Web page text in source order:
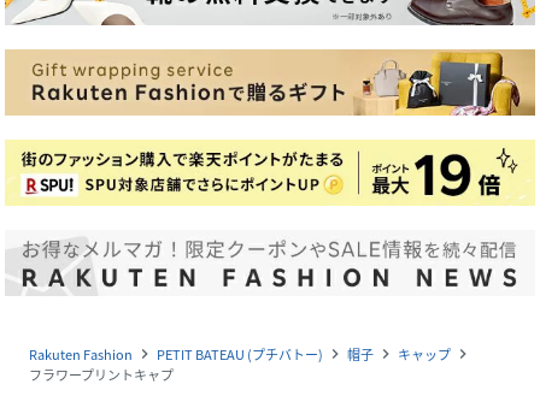
Rakuten Fashion navigate_next PETIT BATEAU (プチバトー) navigate_next 帽子 navigate_next キャップ navigate_next
フラワープリントキャプ